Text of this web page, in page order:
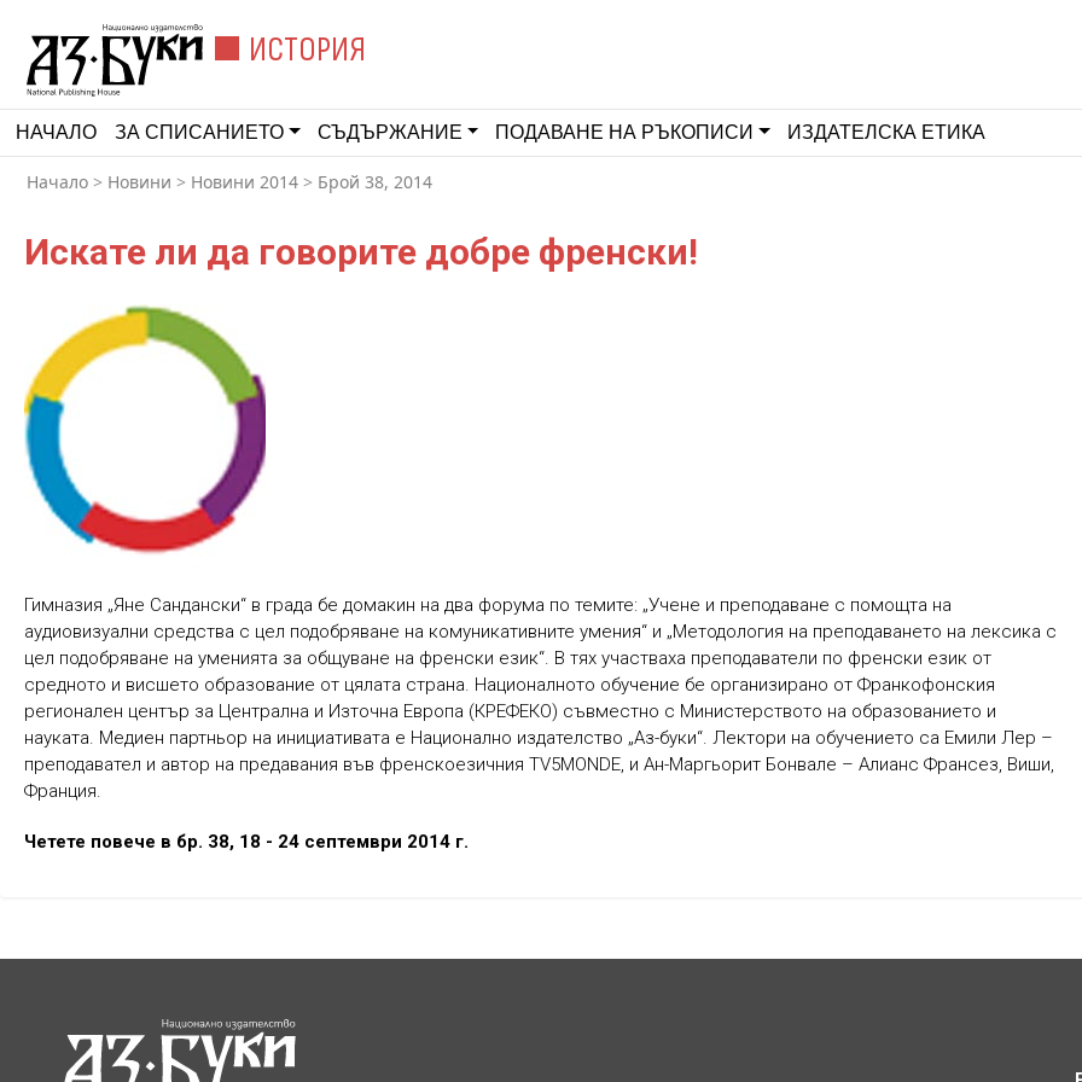
ИСТОРИЯ
НАЧАЛО ЗА СПИСАНИЕТО СЪДЪРЖАНИЕ ПОДАВАНЕ НА РЪКОПИСИ ИЗДАТЕЛСКА ЕТИКА
Начало > Новини > Новини 2014 > Брой 38, 2014
Искате ли да говорите добре френски!
Гимназия „Яне Сандански“ в града бе домакин на два форума по темите: „Учене и преподаване с помощта на
аудиовизуални средства с цел подобряване на комуникативните умения“ и „Методология на преподаването на лексика с
цел подобряване на уменията за общуване на френски език“. В тях участваха преподаватели по френски език от
средното и висшето образование от цялата страна. Националното обучение бе организирано от Франкофонския
регионален център за Централна и Източна Европа (КРЕФЕКО) съвместно с Министерството на образованието и
науката. Медиен партньор на инициативата е Национално издателство „Аз-буки“. Лектори на обучението са Емили Лер –
преподавател и автор на предавания във френскоезичния TV5MONDE, и Ан-Маргьорит Бонвале – Алианс Франсез, Виши,
Франция.
Четете повече в бр. 38, 18 - 24 септември 2014 г.